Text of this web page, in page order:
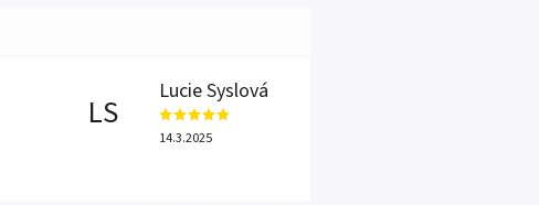
LS
Lucie Syslová
14.3.2025